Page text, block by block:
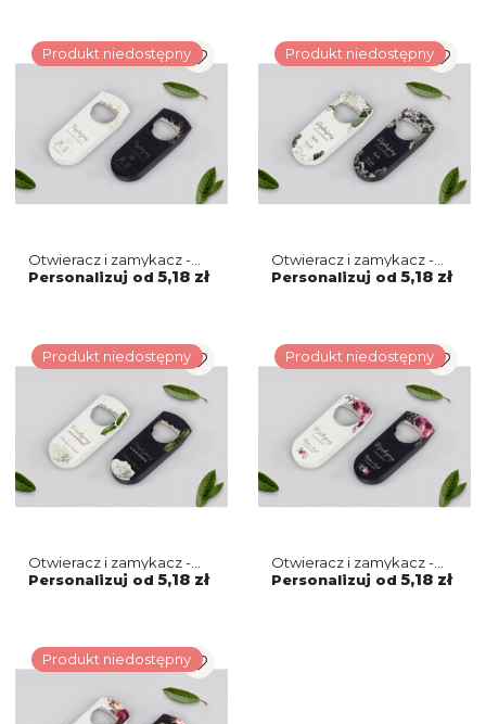
Produkt niedostępny
Otwieracz i zamykacz -
Fiori Motyw 1
Personalizuj od 5,18 zł
Produkt niedostępny
Otwieracz i zamykacz -
Soft Motyw 1
Personalizuj od 5,18 zł
Produkt niedostępny
Otwieracz i zamykacz -
Dream Motyw 1
Personalizuj od 5,18 zł
Produkt niedostępny
Otwieracz i zamykacz -
PasteLove Motyw 1
Personalizuj od 5,18 zł
Produkt niedostępny